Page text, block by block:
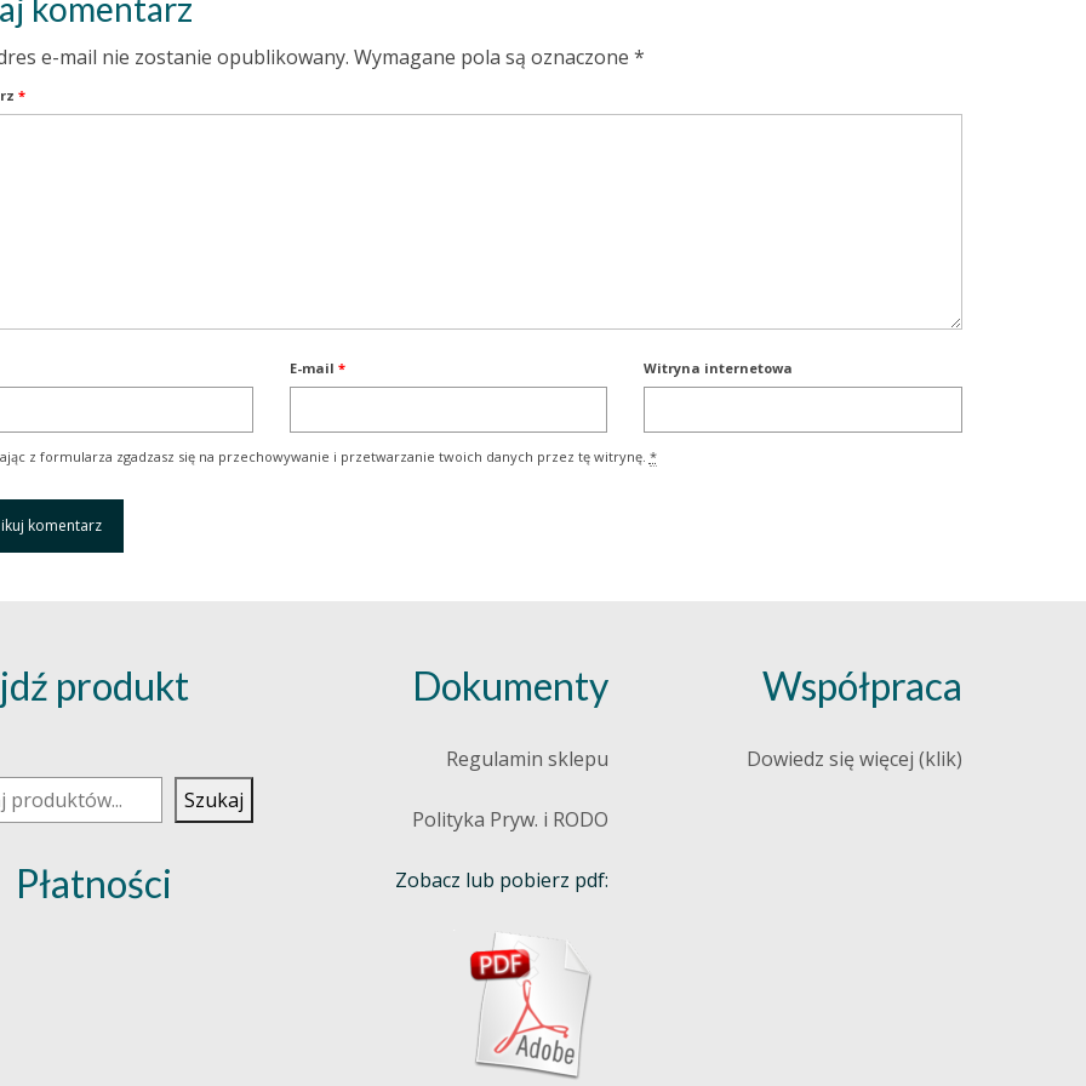
komentarz
e-mail nie zostanie opublikowany. Wymagane pola są oznaczone *
*
E-mail * Witryna internetowa
z formularza zgadzasz się na przechowywanie i przetwarzanie twoich danych przez tę witrynę. *
produkt
Szukaj
Płatności
Dokumenty
Regulamin sklepu
Polityka Pryw. i RODO
Zobacz lub pobierz pdf:
Współpraca
Dowiedz się więcej (klik)